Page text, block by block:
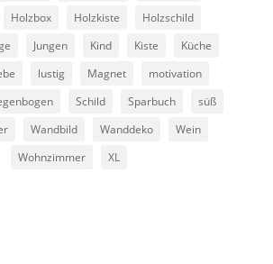
Holzbox Holzkiste
Holzschild
Jungen Kind Kiste
Küche
lustig Magnet
motivation
Schild Sparbuch
süß
Wandbild Wanddeko
Wein
Wohnzimmer
XL